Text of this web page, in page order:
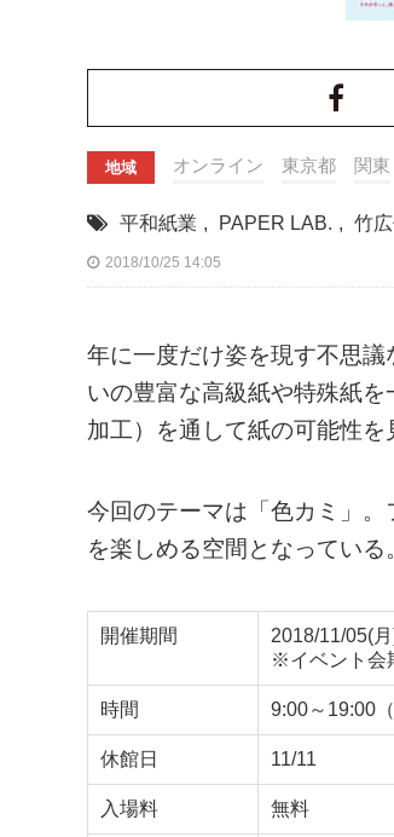
地域 オンライン 東京都 関東
平和紙業 , PAPER LAB. , 竹
2018/10/25 14:05
年に一度だけ姿を現す不思
いの豊富な高級紙や特殊紙
加工）を通して紙の可能性を
今回のテーマは「色カミ」
を楽しめる空間となってい
開催期間
2018/11/05(
※イベント会
時間 9:00～19:00
休館日 11/11
入場料 無料